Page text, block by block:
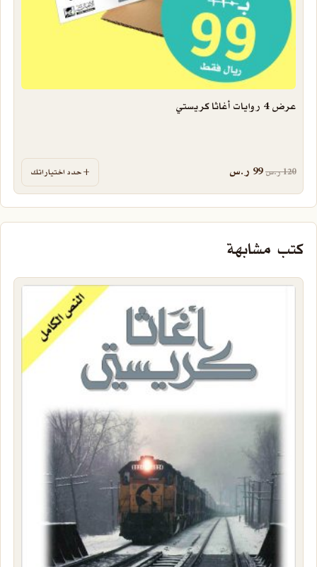
عرض 4 روايات أغاثا كريستي
120ر.سالسعر الأصلي هو: 120 ر.س.
99 ر.سالسعر الحالي هو: 99 ر.س. حدد اختياراتك
كتب مشابهة